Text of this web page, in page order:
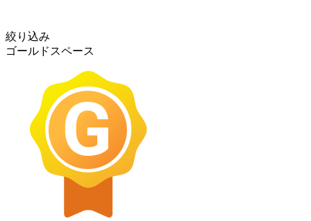
絞り込み
ゴールドスペース